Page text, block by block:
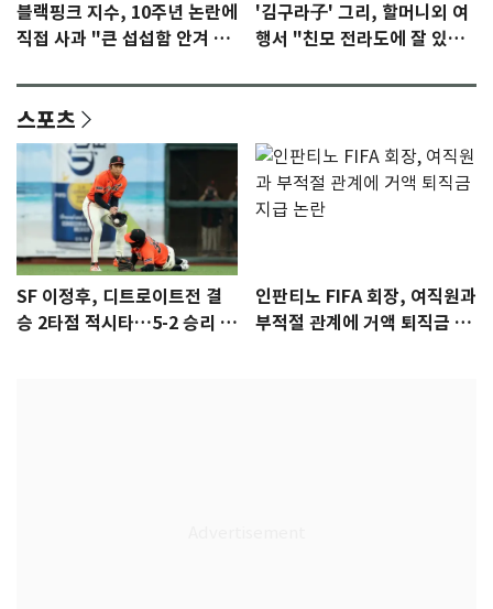
블랙핑크 지수, 10주년 논란에
직접 사과 "큰 섭섭함 안겨 미
'김구라子' 그리, 할머니외 여
행서 "친모 전라도에 잘 있
스포츠
SF 이정후, 디트로이트전 결
승 2타점 적시타…5-2 승리 견
인판티노 FIFA 회장, 여직원과
부적절 관계에 거액 퇴직금 지